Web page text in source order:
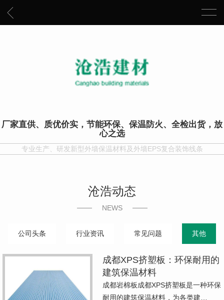
厂家直供、质优价实，节能环保、保温防火、全检出货，放
心之选
专业生产、研发新型外墙保温材料及外墙EPS复合装饰线条
沧浩动态
NEWS
公司头条 行业资讯 常见问题 其他
成都XPS挤塑板：环保耐用的
建筑保温材料
成都岩棉板成都XPS挤塑板是一种环保
耐用的建筑保温材料，为各类建…